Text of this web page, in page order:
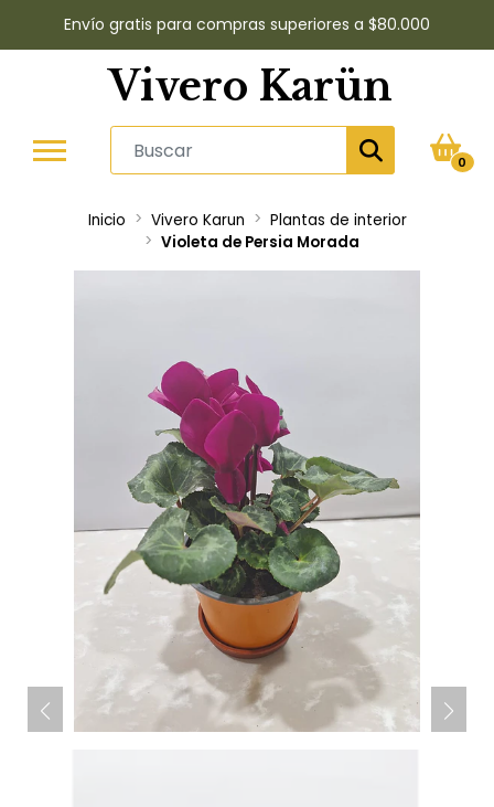
Envío gratis para compras superiores a $80.000
Vivero Karün
0
Inicio Vivero Karun
Plantas de interior
Violeta de Persia Morada